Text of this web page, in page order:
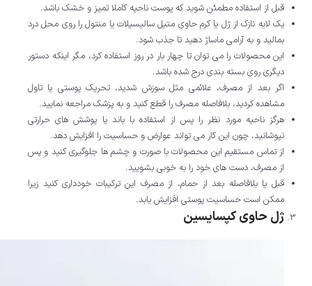
قبل از استفاده مطمئن شوید که پوست ناحیه کاملا تمیز و خشک باشد.
یک لایه نازک از ژل یا کرم حاوی متیل سالیسیلات یا منتول را روی محل درد
بمالید و به آرامی ماساژ دهید تا جذب شود.
این محصولات را می توان تا چهار بار در روز استفاده کرد، مگر اینکه دستور
دیگری روی بسته بندی درج شده باشد.
اگر بعد از مصرف، علائمی مثل سوزش شدید، تحریک پوستی یا تاول
مشاهده کردید، بلافاصله مصرف را قطع کنید و به پزشک مراجعه نمایید.
هرگز ناحیه مورد نظر را پس از استفاده با باند یا پوشش های حرارتی
نپوشانید، چون این کار می تواند عوارض و حساسیت را افزایش دهد.
از تماس مستقیم این محصولات با صورت و چشم ها جلوگیری کنید و پس
از مصرف، دست های خود را به خوبی بشویید.
قبل یا بلافاصله بعد از حمام، از مصرف این ترکیبات خودداری کنید زیرا
ممکن است حساسیت پوستی افزایش یابد.
ژل حاوی کپسایسین